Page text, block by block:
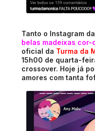
Tanto o Instagram
belas madeixas cor-
oficial da Turma da
15h00 de quarta-
crossover. Hoje já
amores com tanta